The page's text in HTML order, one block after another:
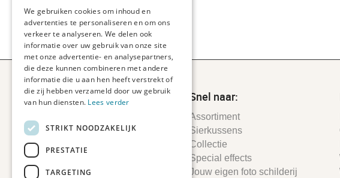
Snel naar:
Assortiment
Sierkussens
Collectie
Special effects
Jouw eigen foto schilderij
We gebruiken cookies om inhoud en
advertenties te personaliseren en om ons
verkeer te analyseren. We delen ook
informatie over uw gebruik van onze site
met onze advertentie- en analysepartners,
die deze kunnen combineren met andere
informatie die u aan hen heeft verstrekt of
die zij hebben verzameld door uw gebruik
van hun diensten. Lees verder
STRIKT NOODZAKELIJK
PRESTATIE
TARGETING